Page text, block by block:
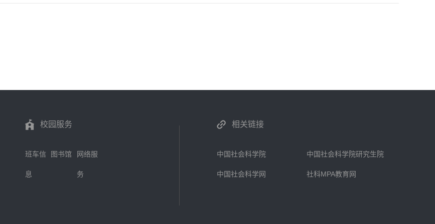
校园服务
班车信
息
图书馆 网络服
务
相关链接
中国社会科学院 中国社会科学院研究生院
中国社会科学网 社科MPA教育网